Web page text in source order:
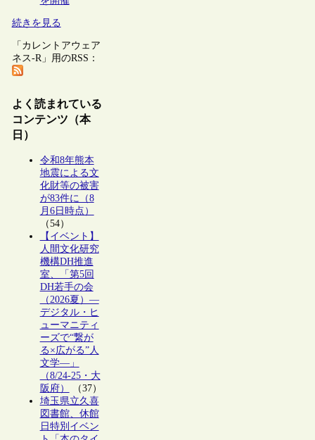
続きを見る
「カレントアウェア
ネス-R」用のRSS：
よく読まれている
コンテンツ（本
日）
令和8年熊本
地震による文
化財等の被害
が83件に（8
月6日時点）
（54）
【イベント】
人間文化研究
機構DH推進
室、「第5回
DH若手の会
（2026夏）―
デジタル・ヒ
ューマニティ
ーズで“繋が
る×広がる”人
文学―」
（8/24-25・大
阪府）
（37）
埼玉県立久喜
図書館、休館
日特別イベン